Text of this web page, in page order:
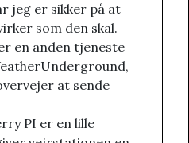
jeg er sikker på at
som den skal.
en anden tjeneste
at sende
PI er en lille